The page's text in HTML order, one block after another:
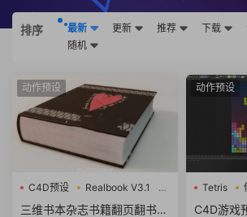
排序 最新 更新 推荐 下载
随机
动作预设
C4D预设
Realbook V3.1
书籍翻页
三维书本杂志书籍翻页翻书动
动作预设
Tetris
C4D游戏